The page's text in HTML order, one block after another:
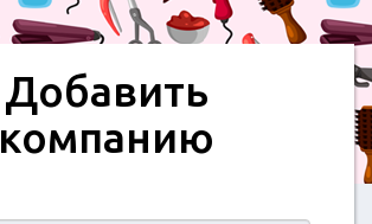
Добавить
компанию